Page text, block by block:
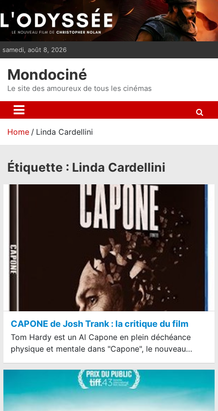
i
p
n
t
samedi, août 8, 2026
Mondociné
Le site des amoureux de tous les cinémas
Home Linda Cardellini
Étiquette : Linda Cardellini
CAPONE de Josh Trank : la critique du film
Tom Hardy est un Al Capone en plein déchéance
physique et mentale dans "Capone", le nouveau…